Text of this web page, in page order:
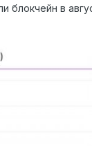
блокчейн в